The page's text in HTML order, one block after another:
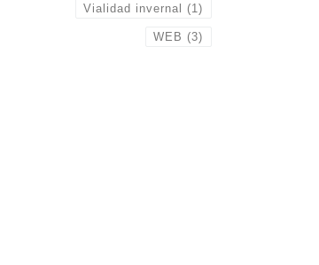
Vialidad invernal (1)
WEB (3)